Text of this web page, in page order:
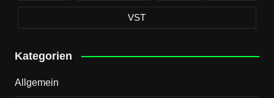
VST
Kategorien
Allgemein